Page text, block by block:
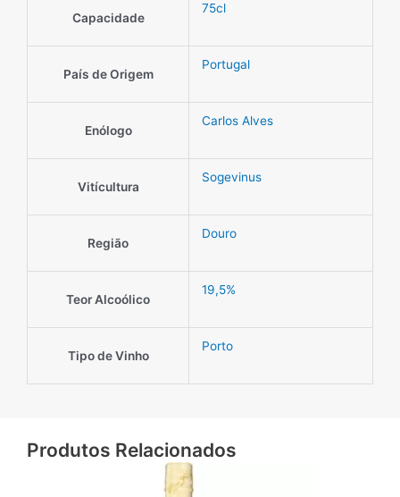
Capacidade
75cl
País de Origem
Portugal
Enólogo
Carlos Alves
Vitícultura
Sogevinus
Região
Douro
Teor Alcoólico
19,5%
Tipo de Vinho
Porto
Produtos Relacionados